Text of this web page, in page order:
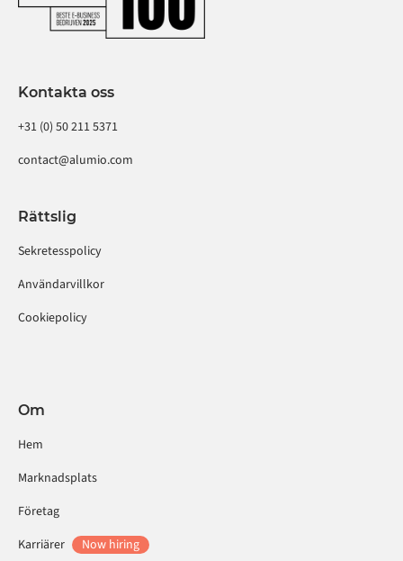
Kontakta oss
+31 (0) 50 211 5371
contact@alumio.com
Rättslig
Sekretesspolicy
Användarvillkor
Cookiepolicy
Om
Hem
Marknadsplats
Företag
Karriärer
Now hiring